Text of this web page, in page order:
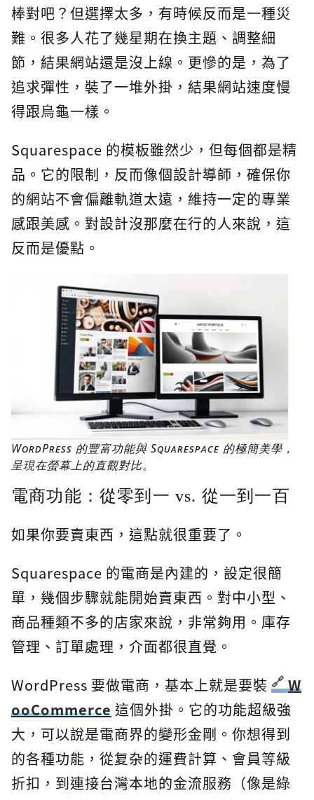
棒對吧？但選擇太多，有時候反而是一種災
難。很多人花了幾星期在換主題、調整細
節，結果網站還是沒上線。更慘的是，為了
追求彈性，裝了一堆外掛，結果網站速度慢
得跟烏龜一樣。
Squarespace 的模板雖然少，但每個都是精
品。它的限制，反而像個設計導師，確保你
的網站不會偏離軌道太遠，維持一定的專業
感跟美感。對設計沒那麼在行的人來說，這
反而是優點。
WordPress 的豐富功能與 Squarespace 的極簡美學，
呈現在螢幕上的直觀對比。
電商功能：從零到一 vs. 從一到一百
如果你要賣東西，這點就很重要了。
Squarespace 的電商是內建的，設定很簡
單，幾個步驟就能開始賣東西。對中小型、
商品種類不多的店家來說，非常夠用。庫存
管理、訂單處理，介面都很直覺。
WordPress 要做電商，基本上就是要裝
W
ooCommerce這個外掛。它的功能超級強
大，可以說是電商界的變形金剛。你想得到
的各種功能，從复杂的運費計算、會員等級
折扣，到連接台灣本地的金流服務（像是綠